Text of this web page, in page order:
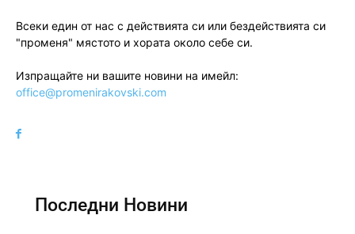
Всеки един от нас с действията си или бездействията си
"променя" мястото и хората около себе си.
Изпращайте ни вашите новини на имейл:
office@promenirakovski.com
Последни Новини